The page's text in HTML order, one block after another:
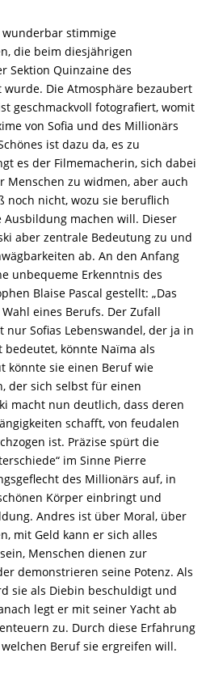
wunderbar stimmige
die beim diesjährigen
Sektion Quinzaine des
wurde. Die Atmosphäre bezaubert
geschmackvoll fotografiert, womit
von Sofia und des Millionärs
ist dazu da, es zu
es der Filmemacherin, sich dabei
Menschen zu widmen, aber auch
noch nicht, wozu sie beruflich
machen will. Dieser
aber zentrale Bedeutung zu und
ab. An den Anfang
unbequeme Erkenntnis des
Blaise Pascal gestellt: „Das
eines Berufs. Der Zufall
Sofias Lebenswandel, der ja in
bedeutet, könnte Naïma als
könnte sie einen Beruf wie
der sich selbst für einen
macht nun deutlich, dass deren
schafft, von feudalen
ist. Präzise spürt die
im Sinne Pierre
des Millionärs auf, in
Körper einbringt und
Andres ist über Moral, über
mit Geld kann er sich alles
Menschen dienen zur
demonstrieren seine Potenz. Als
sie als Diebin beschuldigt und
legt er mit seiner Yacht ab
zu. Durch diese Erfahrung
Beruf sie ergreifen will.